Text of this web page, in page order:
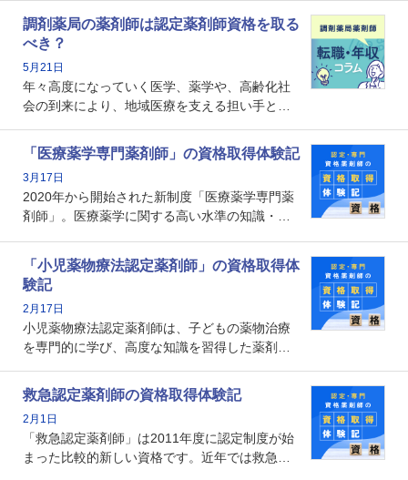
という声を聞いたことがあるかもしれません。
本記事では、認定薬剤師が「意味ない」といわ
れる理由や、取得するメリット、年収・キャリ
アへの影響を解説します。
調剤薬局の薬剤師は認定薬剤師資格を取る
べき？
5月21日
年々高度になっていく医学、薬学や、高齢化社
会の到来により、地域医療を支える担い手とし
で、重要度が増しているのが認定薬剤師という
資格です。認定薬剤師とはいったいどんな資格
なのでしょうか。それを取得するとどのような
メリットがあるのでしょうか。
「医療薬学専門薬剤師」の資格取得体験記
3月17日
2020年から開始された新制度「医療薬学専門薬
剤師」。医療薬学に関する高い水準の知識・技
となります。取得要件は多岐に渡り、審査も複
数回ありますが、患者さんに対して一定の能力
の証明になる資格と言えます。
「小児薬物療法認定薬剤師」の資格取得体
験記
2月17日
小児薬物療法認定薬剤師は、子どもの薬物治療
を専門的に学び、高度な知識を習得した薬剤師
や、特有の疾患、心理状況を理解し、専門性を
深めることで、子どもとその保護者に寄り添え
る存在です。今回はそんな小児薬物療法認定薬
剤師の取得体験記をご紹介します。
救急認定薬剤師の資格取得体験記
2月1日
「救急認定薬剤師」は2011年度に認定制度が始
まった比較的新しい資格です。近年では救急病